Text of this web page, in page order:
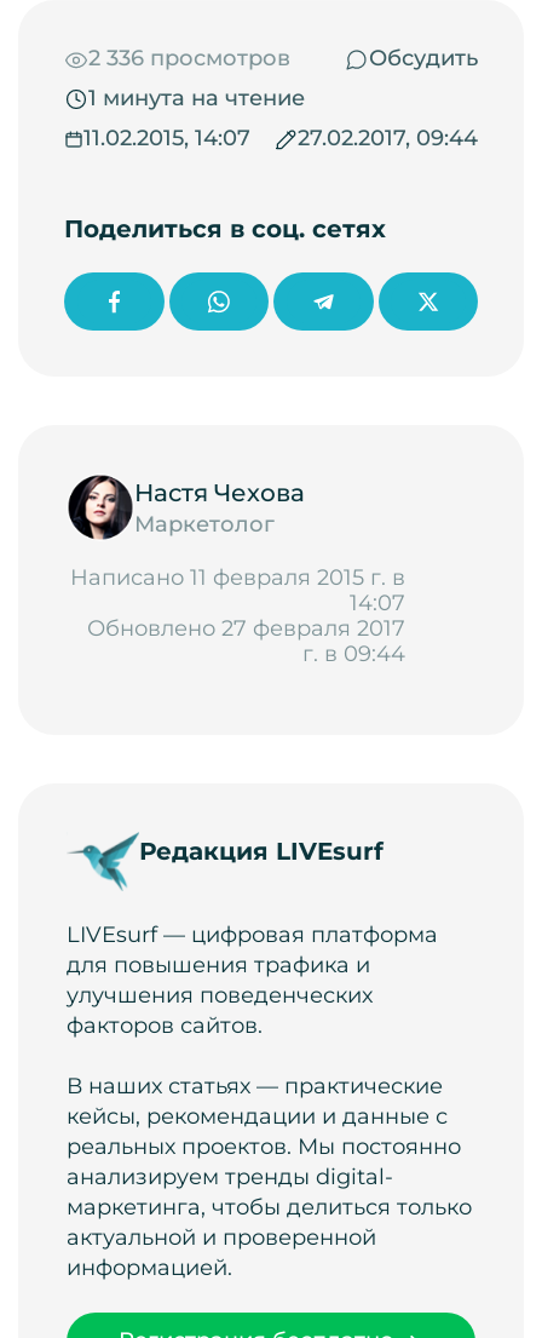
2 336 просмотров
Обсудить
1 минута на чтение
11.02.2015, 14:07
27.02.2017, 09:44
Поделиться в соц. сетях
Настя Чехова
Маркетолог
Написано 11 февраля 2015 г. в
14:07
Обновлено 27 февраля 2017
г. в 09:44
Редакция LIVEsurf
LIVEsurf — цифровая платформа
для повышения трафика и
улучшения поведенческих
факторов сайтов.
В наших статьях — практические
кейсы, рекомендации и данные с
реальных проектов. Мы постоянно
анализируем тренды digital-
маркетинга, чтобы делиться только
актуальной и проверенной
информацией.